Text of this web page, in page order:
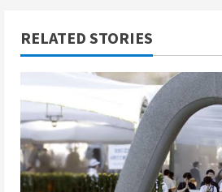
RELATED STORIES